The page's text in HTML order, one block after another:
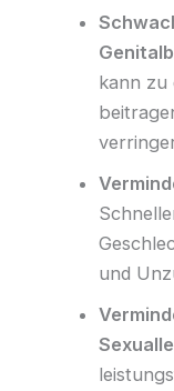
kann zu
und